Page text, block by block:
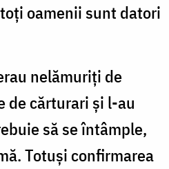
oamenii sunt datori
nelămuriți de
de cărturari și l-au
să se întâmple,
Totuși confirmarea